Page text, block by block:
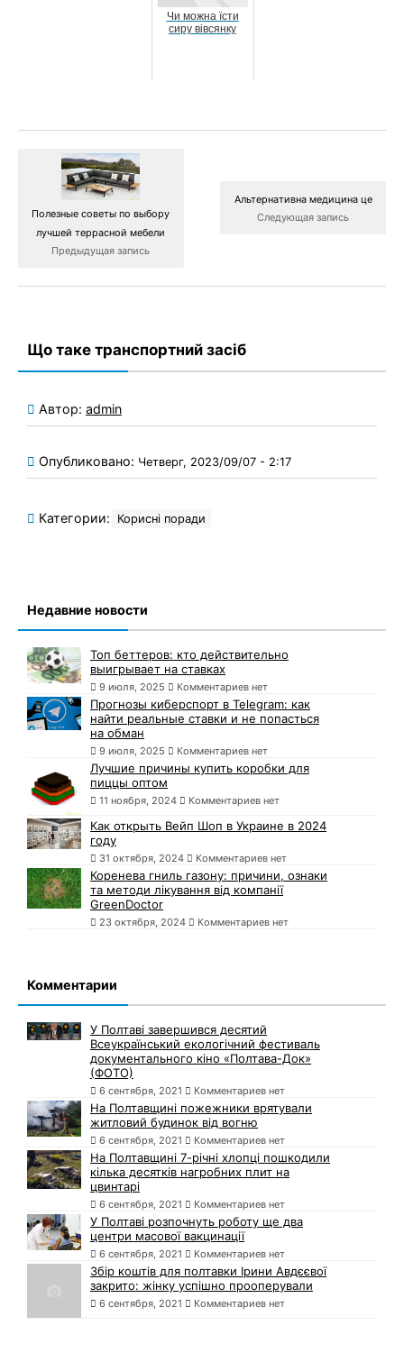
Чи можна їсти
сиру вівсянку
Полезные советы по выбору
лучшей террасной мебели
Предыдущая запись
Альтернативна медицина це
Следующая запись
Що таке транспортний засіб
Автор: admin
Опубликовано: Четверг, 2023/09/07 - 2:17
Категории: Корисні поради
Недавние новости
Топ беттеров: кто действительно
выигрывает на ставках
9 июля, 2025 Комментариев нет
Прогнозы киберспорт в Telegram: как
найти реальные ставки и не попасться
на обман
9 июля, 2025 Комментариев нет
Лучшие причины купить коробки для
пиццы оптом
11 ноября, 2024 Комментариев нет
Как открыть Вейп Шоп в Украине в 2024
году
31 октября, 2024 Комментариев нет
Коренева гниль газону: причини, ознаки
та методи лікування від компанії
GreenDoctor
23 октября, 2024 Комментариев нет
Комментарии
У Полтаві завершився десятий
Всеукраїнський екологічний фестиваль
документального кіно «Полтава-Док»
(ФОТО)
6 сентября, 2021 Комментариев нет
На Полтавщині пожежники врятували
житловий будинок від вогню
6 сентября, 2021 Комментариев нет
На Полтавщині 7-річні хлопці пошкодили
кілька десятків нагробних плит на
цвинтарі
6 сентября, 2021 Комментариев нет
У Полтаві розпочнуть роботу ще два
центри масової вакцинації
6 сентября, 2021 Комментариев нет
Збір коштів для полтавки Ірини Авдєєвої
закрито: жінку успішно прооперували
6 сентября, 2021 Комментариев нет